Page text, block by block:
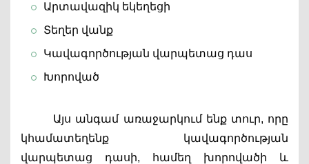
Արտավազիկ եկեղեցի
Տեղեր վանք
Կավագործության վարպետաց դաս
Խորոված
Այս անգամ առաջարկում ենք տուր, որը
կհամատեղենք կավագործության
վարպետաց դասի, համեղ խորովածի և